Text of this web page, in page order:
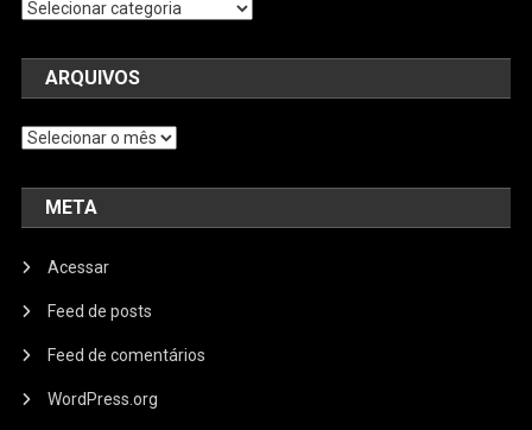
Categorias
ARQUIVOS
Arquivos
META
Acessar
Feed de posts
Feed de comentários
WordPress.org